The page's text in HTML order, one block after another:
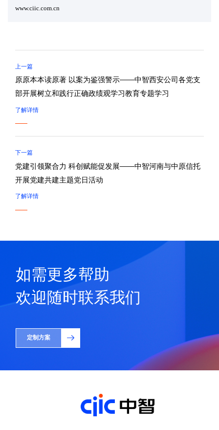
www.ciic.com.cn
上一篇
原原本本读原著 以案为鉴强警示——中智西安公司各党支
部开展树立和践行正确政绩观学习教育专题学习
了解详情
下一篇
党建引领聚合力 科创赋能促发展——中智河南与中原信托
开展党建共建主题党日活动
了解详情
如需更多帮助
欢迎随时联系我们
定制方案